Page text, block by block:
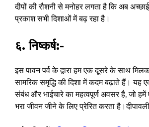
दीपों की रौशनी से मनोहर लगता है कि अब
प्रकाश सभी दिशाओं में बढ़ रहा है।
६. निष्कर्ष:-
इस पावन पर्व के द्वारा हम एक दूसरे के साथ
सामरिक समृद्धि की दिशा में कदम बढ़ाते हैं। यह
संबंध और भाईचारे का महत्वपूर्ण अवसर है, जो
भरा जीवन जीने के लिए प्रेरित करता है।